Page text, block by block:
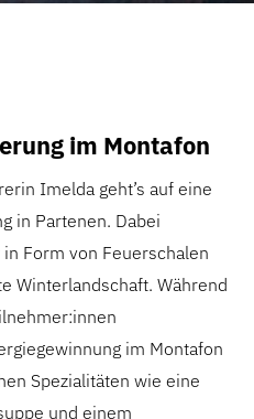
im Montafon
Imelda geht’s auf eine
in Partenen. Dabei
Form von Feuerschalen
Winterlandschaft. Während
im Montafon
Spezialitäten wie eine
und einem